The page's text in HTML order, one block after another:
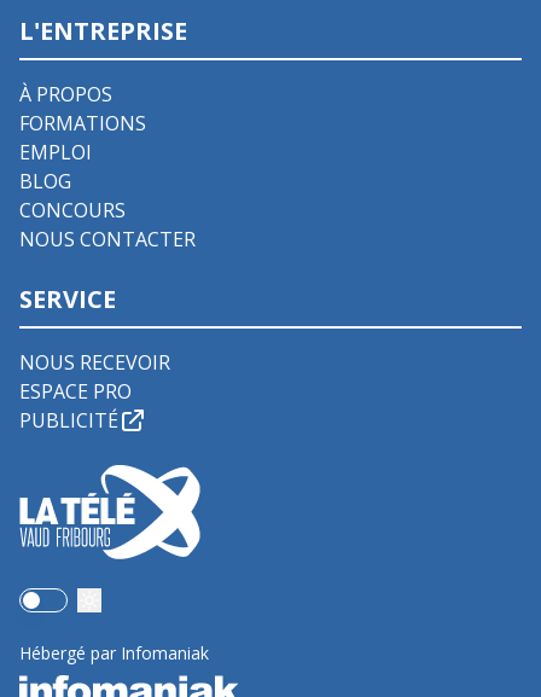
L'ENTREPRISE
À PROPOS
FORMATIONS
EMPLOI
BLOG
CONCOURS
NOUS CONTACTER
SERVICE
NOUS RECEVOIR
ESPACE PRO
PUBLICITÉ
Use setting
Hébergé par Infomaniak